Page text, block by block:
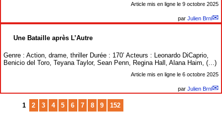
Article mis en ligne le 9 octobre 2025
par Julien Brnl
Une Bataille après L’Autre
Genre : Action, drame, thriller Durée : 170’ Acteurs : Leonardo DiCaprio,
Benicio del Toro, Teyana Taylor, Sean Penn, Regina Hall, Alana Haim, (…)
Article mis en ligne le 6 octobre 2025
par Julien Brnl
1 2 3 4 5 6 7 8 9 152